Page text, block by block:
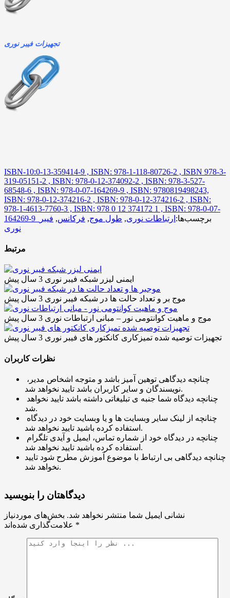
تجهیزات فیبر نوری
ISBN-10:0-13-359414-9 , ISBN: 978-1-118-80726-2 , ISBN 978-3-
319-05151-2 , ISBN: 978-0-12-374092-2 , ISBN: 978-3-527-
68548-6 , ISBN: 978-0-07-164269-9 , ISBN: 9780819498243,
ISBN: 978-0-12-374216-2 , ISBN: 978-0-12-374216-2 , ISBN:
978-1-4613-7760-3 , ISBN: 978 0 12 374172 1 , ISBN: 978-0-07-
164269-9
برچسب‌ها: ارتباطات نوری, طول موج, فرکانس, فیبر
نوری
مرتبط
ایمنی لیزر شبکه فیبر نوری 3 سال پیش
موج بر و تعداد حالت ها در شبکه فیبر نوری 3 سال پیش
موج و ماهیت کوانتومی نور – مبانی ارتباطات نوری 3 سال پیش
تجهیزات توصیه شده تمیزکاری کانکتور های فیبر نوری 3 سال پیش
نظرات کاربران
نویسندگان و سایر کاربران باشد تایید نخواهد شد.
شد.
استفاده کرده باشید تایید نخواهد شد.
استفاده کرده باشید تایید نخواهد شد.
چنانچه دیدگاهی بی ارتباط با موضوع آموزش مطرح شود تایید
نخواهد شد.
دیدگاهتان را بنویسید
نشانی ایمیل شما منتشر نخواهد شد. بخش‌های موردنیاز
*